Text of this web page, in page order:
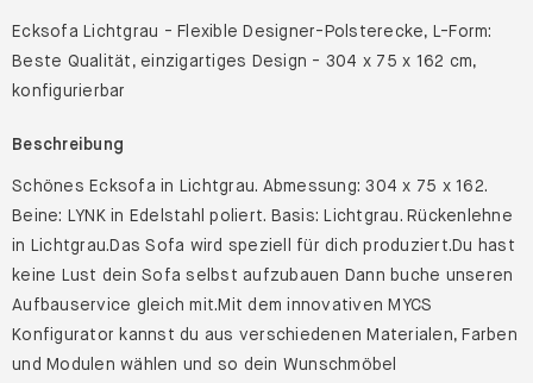
Ecksofa Lichtgrau - Flexible Designer-Polsterecke, L-Form:
Beste Qualität, einzigartiges Design - 304 x 75 x 162 cm,
konfigurierbar
Beschreibung
Schönes Ecksofa in Lichtgrau. Abmessung: 304 x 75 x 162.
Beine: LYNK in Edelstahl poliert. Basis: Lichtgrau. Rückenlehne
in Lichtgrau.Das Sofa wird speziell für dich produziert.Du hast
keine Lust dein Sofa selbst aufzubauen Dann buche unseren
Aufbauservice gleich mit.Mit dem innovativen MYCS
Konfigurator kannst du aus verschiedenen Materialen, Farben
und Modulen wählen und so dein Wunschmöbel